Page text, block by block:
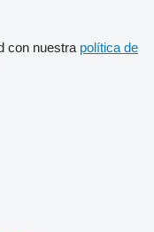
con nuestra política de